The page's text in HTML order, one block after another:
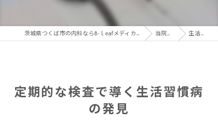
茨城県つくば市の内科ならB-ｌeafメディカル内科小児科クリニック 当院の特徴 生活習慣病
定期的な検査で導く生活習慣病
の発見